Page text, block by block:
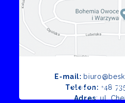
E-mail:
Telefon: +48
Adres: ul.
Opinie